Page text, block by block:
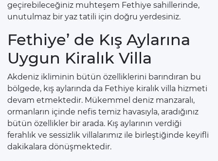
geçirebileceğiniz muhteşem Fethiye sahillerinde,
unutulmaz bir yaz tatili için doğru yerdesiniz.
Fethiye’ de Kış Aylarına
Uygun Kiralık Villa
Akdeniz ikliminin bütün özelliklerini barındıran bu
bölgede, kış aylarında da Fethiye kiralık villa hizmeti
devam etmektedir. Mükemmel deniz manzaralı,
ormanların içinde nefis temiz havasıyla, aradığınız
bütün özellikler bir arada. Kış aylarının verdiği
ferahlık ve sessizlik villalarımız ile birleştiğinde keyifli
dakikalara dönüşmektedir.